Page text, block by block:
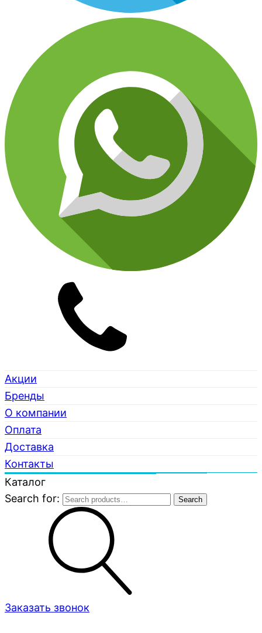
Акции
Бренды
О компании
Оплата
Доставка
Контакты
Каталог
Search for:
Search
Заказать звонок